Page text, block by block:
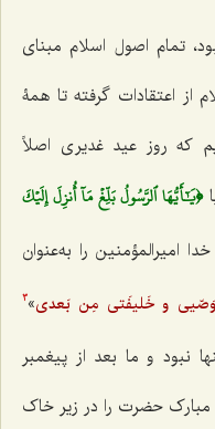
تمام اصول اسلام مبنای
از اعتقادات گرفته تا همۀ
که روز عید غدیری اصلاً
﴿يَٰٓأَيُّهَا ٱلرَّسُولُ بَلِّغۡ مَآ أُنزِلَ إِلَيۡكَ
امیرالمؤمنین را به‌عنوان
و خَلیفَتی مِن بَعدی»
3
نبود و ما بعد از پیغمبر
مبارک حضرت را در زیر خاک